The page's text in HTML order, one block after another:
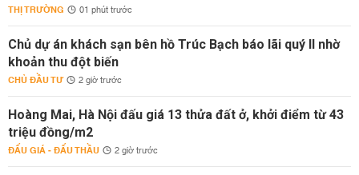
THỊ TRƯỜNG 01 phút trước
Chủ dự án khách sạn bên hồ Trúc Bạch báo lãi quý II nhờ
khoản thu đột biến
CHỦ ĐẦU TƯ 2 giờ trước
Hoàng Mai, Hà Nội đấu giá 13 thửa đất ở, khởi điểm từ 43
triệu đồng/m2
ĐẤU GIÁ - ĐẤU THẦU 2 giờ trước